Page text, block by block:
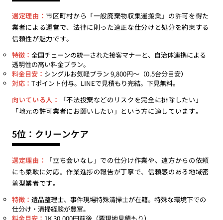
選定理由：市区町村から「一般廃棄物収集運搬業」の許可を得た
業者による運営で、法律に則った適正な仕分けと処分を約束する
信頼性が魅力です。
特徴： 全国チェーンの統一された接客マナーと、自治体連携による
透明性の高い料金プラン。
料金目安： シングルお気軽プラン 9,800円〜（0.5台分目安）
対応： Tポイント付与。LINEで見積もり完結。下見無料。
向いている人：
「不法投棄などのリスクを完全に排除したい」
「地元の許可業者にお願いしたい」という方に適しています。
5位：クリーンケア
選定理由：
「立ち会いなし」での仕分け作業や、遠方からの依頼
にも柔軟に対応。作業進捗の報告が丁寧で、信頼感のある地域密
着型業者です。
特徴： 遺品整理士、事件現場特殊清掃士が在籍。特殊な環境下での
仕分け・清掃経験が豊富。